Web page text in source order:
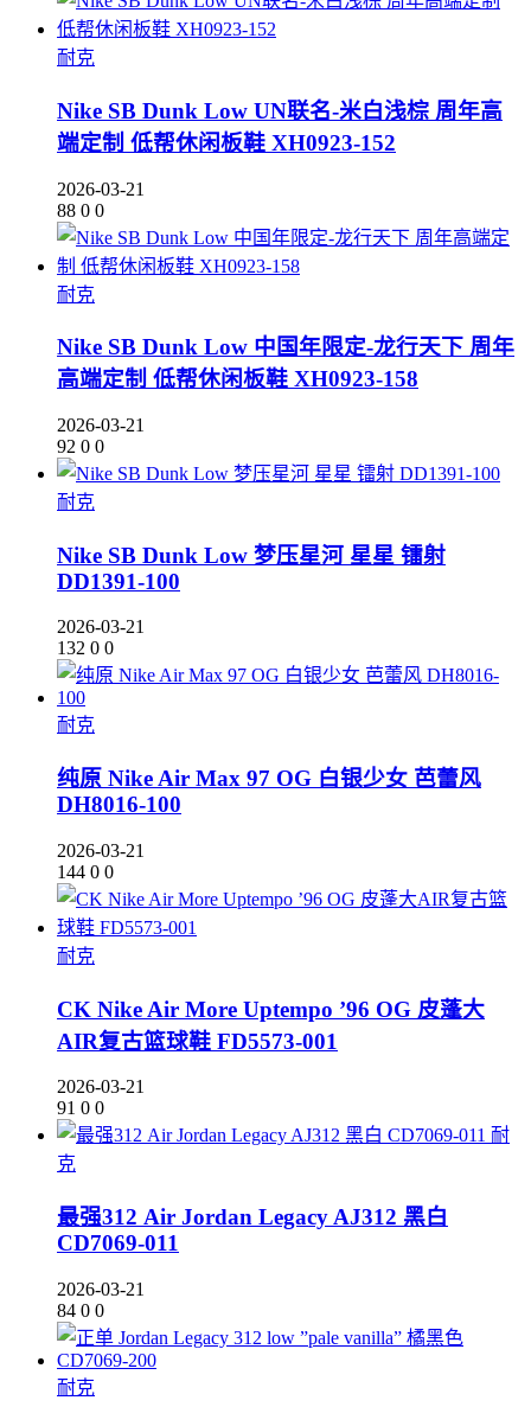
耐克
Nike SB Dunk Low UN联名-米白浅棕 周年高
端定制 低帮休闲板鞋 XH0923-152
2026-03-21
88 0 0
耐克
Nike SB Dunk Low 中国年限定-龙行天下 周年
高端定制 低帮休闲板鞋 XH0923-158
2026-03-21
92 0 0
耐克
Nike SB Dunk Low 梦压星河 星星 镭射
DD1391-100
2026-03-21
132 0 0
耐克
纯原 Nike Air Max 97 OG 白银少女 芭蕾风
DH8016-100
2026-03-21
144 0 0
耐克
CK Nike Air More Uptempo ’96 OG 皮蓬大
AIR复古篮球鞋 FD5573-001
2026-03-21
91 0 0
耐
克
最强312 Air Jordan Legacy AJ312 黑白
CD7069-011
2026-03-21
84 0 0
耐克